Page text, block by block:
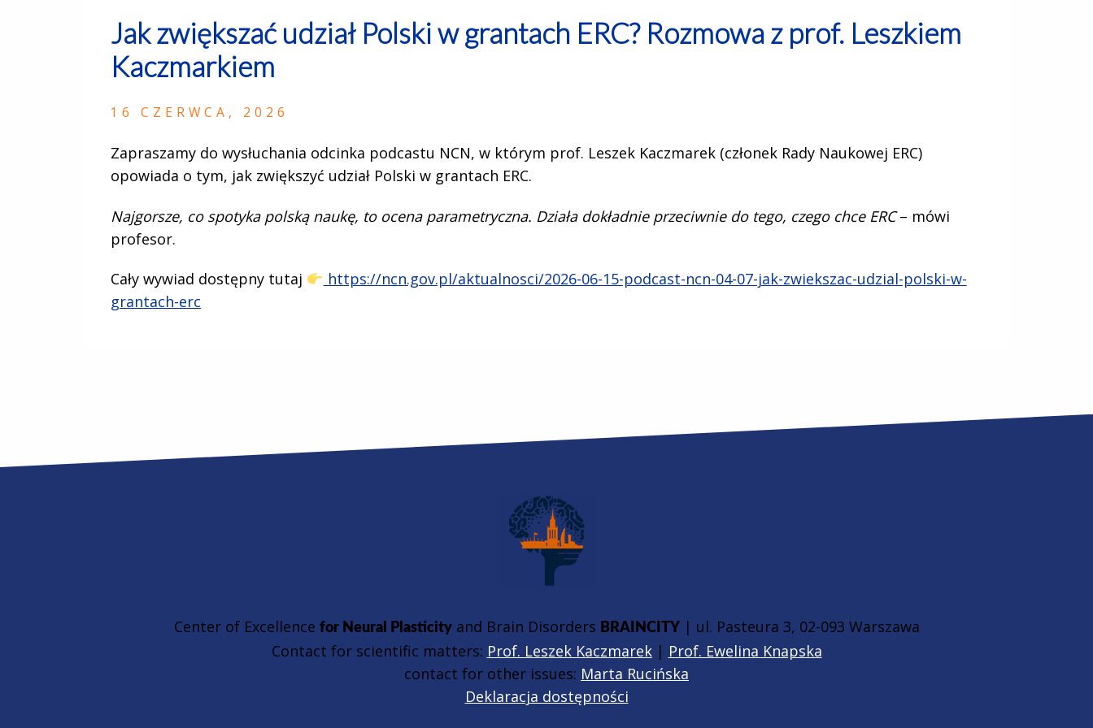
Jak zwiększać udział Polski w grantach ERC? Rozmowa z prof. Leszkiem
Kaczmarkiem
16 CZERWCA, 2026
Zapraszamy do wysłuchania odcinka podcastu NCN, w którym prof. Leszek Kaczmarek (członek Rady Naukowej ERC)
opowiada o tym, jak zwiększyć udział Polski w grantach ERC.
Najgorsze, co spotyka polską naukę, to ocena parametryczna. Działa dokładnie przeciwnie do tego, czego chce ERC– mówi
profesor.
Cały wywiad dostępny tutaj
https://ncn.gov.pl/aktualnosci/2026-06-15-podcast-ncn-04-07-jak-zwiekszac-udzial-polski-w-
grantach-erc
Center of Excellence for Neural Plasticityand Brain Disorders BRAINCITY| ul. Pasteura 3, 02-093 Warszawa
Contact for scientific matters: Prof. Leszek Kaczmarek| Prof. Ewelina Knapska
contact for other issues: Marta Rucińska
Deklaracja dostępności